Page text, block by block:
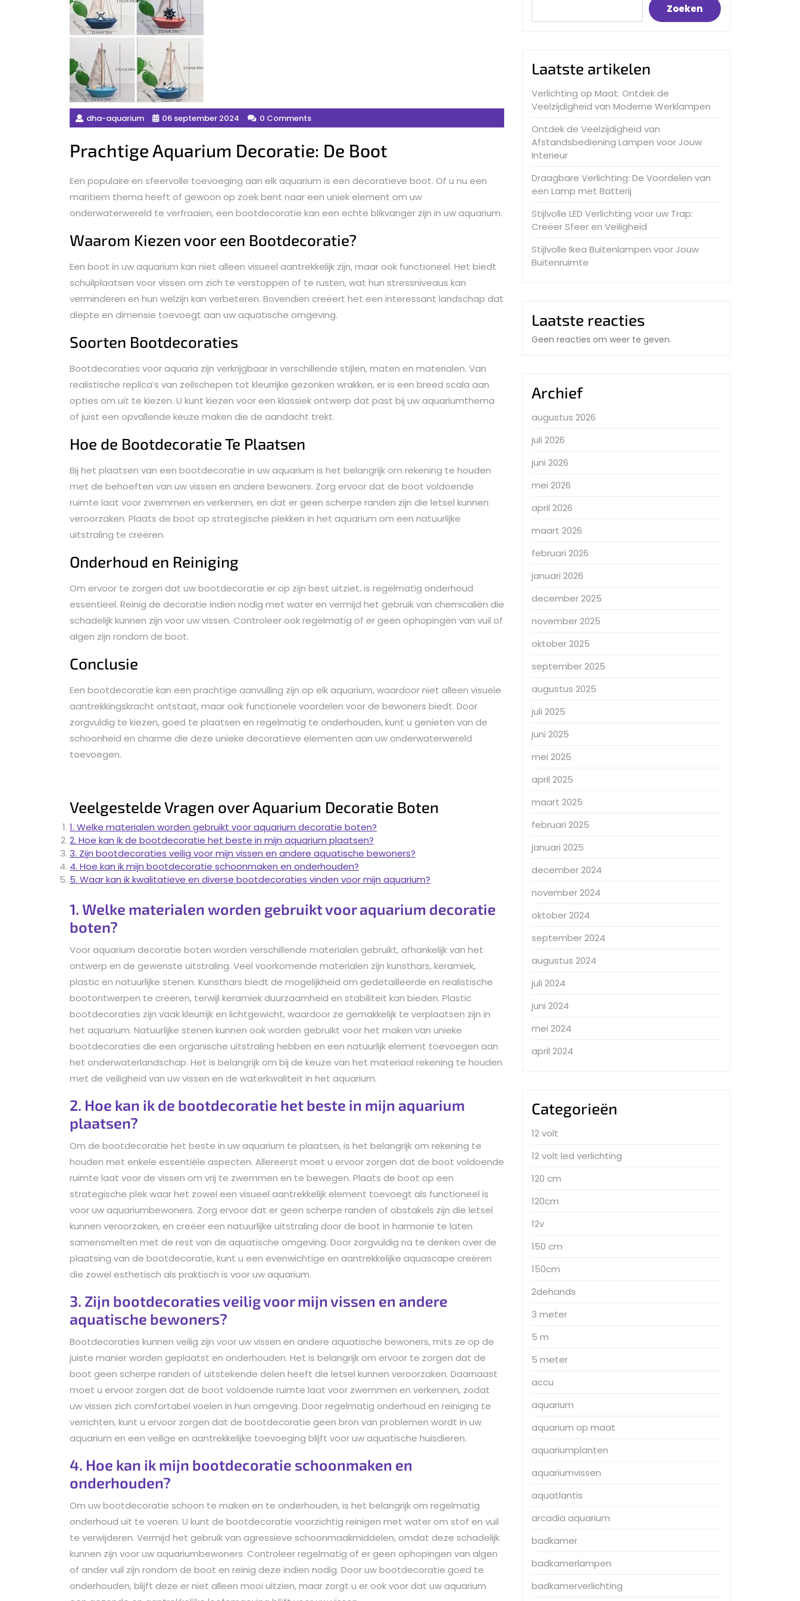
dha-aquarium 06 september 2024 0 Comments
Prachtige Aquarium Decoratie: De Boot
Een populaire en sfeervolle toevoeging aan elk aquarium is een decoratieve boot. Of u nu een
maritiem thema heeft of gewoon op zoek bent naar een uniek element om uw
onderwaterwereld te verfraaien, een bootdecoratie kan een echte blikvanger zijn in uw aquarium.
Waarom Kiezen voor een Bootdecoratie?
Een boot in uw aquarium kan niet alleen visueel aantrekkelijk zijn, maar ook functioneel. Het biedt
schuilplaatsen voor vissen om zich te verstoppen of te rusten, wat hun stressniveaus kan
verminderen en hun welzijn kan verbeteren. Bovendien creëert het een interessant landschap dat
diepte en dimensie toevoegt aan uw aquatische omgeving.
Soorten Bootdecoraties
Bootdecoraties voor aquaria zijn verkrijgbaar in verschillende stijlen, maten en materialen. Van
realistische replica’s van zeilschepen tot kleurrijke gezonken wrakken, er is een breed scala aan
opties om uit te kiezen. U kunt kiezen voor een klassiek ontwerp dat past bij uw aquariumthema
of juist een opvallende keuze maken die de aandacht trekt.
Hoe de Bootdecoratie Te Plaatsen
Bij het plaatsen van een bootdecoratie in uw aquarium is het belangrijk om rekening te houden
met de behoeften van uw vissen en andere bewoners. Zorg ervoor dat de boot voldoende
ruimte laat voor zwemmen en verkennen, en dat er geen scherpe randen zijn die letsel kunnen
veroorzaken. Plaats de boot op strategische plekken in het aquarium om een natuurlijke
uitstraling te creëren.
Onderhoud en Reiniging
Om ervoor te zorgen dat uw bootdecoratie er op zijn best uitziet, is regelmatig onderhoud
essentieel. Reinig de decoratie indien nodig met water en vermijd het gebruik van chemicaliën die
schadelijk kunnen zijn voor uw vissen. Controleer ook regelmatig of er geen ophopingen van vuil of
algen zijn rondom de boot.
Conclusie
Een bootdecoratie kan een prachtige aanvulling zijn op elk aquarium, waardoor niet alleen visuele
aantrekkingskracht ontstaat, maar ook functionele voordelen voor de bewoners biedt. Door
zorgvuldig te kiezen, goed te plaatsen en regelmatig te onderhouden, kunt u genieten van de
schoonheid en charme die deze unieke decoratieve elementen aan uw onderwaterwereld
toevoegen.
Veelgestelde Vragen over Aquarium Decoratie Boten
1. Welke materialen worden gebruikt voor aquarium decoratie boten?
2. Hoe kan ik de bootdecoratie het beste in mijn aquarium plaatsen?
3. Zijn bootdecoraties veilig voor mijn vissen en andere aquatische bewoners?
4. Hoe kan ik mijn bootdecoratie schoonmaken en onderhouden?
5. Waar kan ik kwalitatieve en diverse bootdecoraties vinden voor mijn aquarium?
1. Welke materialen worden gebruikt voor aquarium decoratie
boten?
Voor aquarium decoratie boten worden verschillende materialen gebruikt, afhankelijk van het
ontwerp en de gewenste uitstraling. Veel voorkomende materialen zijn kunsthars, keramiek,
plastic en natuurlijke stenen. Kunsthars biedt de mogelijkheid om gedetailleerde en realistische
bootontwerpen te creëren, terwijl keramiek duurzaamheid en stabiliteit kan bieden. Plastic
bootdecoraties zijn vaak kleurrijk en lichtgewicht, waardoor ze gemakkelijk te verplaatsen zijn in
het aquarium. Natuurlijke stenen kunnen ook worden gebruikt voor het maken van unieke
bootdecoraties die een organische uitstraling hebben en een natuurlijk element toevoegen aan
het onderwaterlandschap. Het is belangrijk om bij de keuze van het materiaal rekening te houden
met de veiligheid van uw vissen en de waterkwaliteit in het aquarium.
2. Hoe kan ik de bootdecoratie het beste in mijn aquarium
plaatsen?
Om de bootdecoratie het beste in uw aquarium te plaatsen, is het belangrijk om rekening te
houden met enkele essentiële aspecten. Allereerst moet u ervoor zorgen dat de boot voldoende
ruimte laat voor de vissen om vrij te zwemmen en te bewegen. Plaats de boot op een
strategische plek waar het zowel een visueel aantrekkelijk element toevoegt als functioneel is
voor uw aquariumbewoners. Zorg ervoor dat er geen scherpe randen of obstakels zijn die letsel
kunnen veroorzaken, en creëer een natuurlijke uitstraling door de boot in harmonie te laten
samensmelten met de rest van de aquatische omgeving. Door zorgvuldig na te denken over de
plaatsing van de bootdecoratie, kunt u een evenwichtige en aantrekkelijke aquascape creëren
die zowel esthetisch als praktisch is voor uw aquarium.
3. Zijn bootdecoraties veilig voor mijn vissen en andere
aquatische bewoners?
Bootdecoraties kunnen veilig zijn voor uw vissen en andere aquatische bewoners, mits ze op de
juiste manier worden geplaatst en onderhouden. Het is belangrijk om ervoor te zorgen dat de
boot geen scherpe randen of uitstekende delen heeft die letsel kunnen veroorzaken. Daarnaast
moet u ervoor zorgen dat de boot voldoende ruimte laat voor zwemmen en verkennen, zodat
uw vissen zich comfortabel voelen in hun omgeving. Door regelmatig onderhoud en reiniging te
verrichten, kunt u ervoor zorgen dat de bootdecoratie geen bron van problemen wordt in uw
aquarium en een veilige en aantrekkelijke toevoeging blijft voor uw aquatische huisdieren.
4. Hoe kan ik mijn bootdecoratie schoonmaken en
onderhouden?
Om uw bootdecoratie schoon te maken en te onderhouden, is het belangrijk om regelmatig
onderhoud uit te voeren. U kunt de bootdecoratie voorzichtig reinigen met water om stof en vuil
te verwijderen. Vermijd het gebruik van agressieve schoonmaakmiddelen, omdat deze schadelijk
kunnen zijn voor uw aquariumbewoners. Controleer regelmatig of er geen ophopingen van algen
of ander vuil zijn rondom de boot en reinig deze indien nodig. Door uw bootdecoratie goed te
onderhouden, blijft deze er niet alleen mooi uitzien, maar zorgt u er ook voor dat uw aquarium
Zoeken
Laatste artikelen
Verlichting op Maat: Ontdek de
Veelzijdigheid van Moderne Werklampen
Ontdek de Veelzijdigheid van
Afstandsbediening Lampen voor Jouw
Interieur
Draagbare Verlichting: De Voordelen van
een Lamp met Batterij
Stijlvolle LED Verlichting voor uw Trap:
Creëer Sfeer en Veiligheid
Stijlvolle Ikea Buitenlampen voor Jouw
Buitenruimte
Laatste reacties
Geen reacties om weer te geven.
Archief
augustus 2026
juli 2026
juni 2026
mei 2026
april 2026
maart 2026
februari 2026
januari 2026
december 2025
november 2025
oktober 2025
september 2025
augustus 2025
juli 2025
juni 2025
mei 2025
april 2025
maart 2025
februari 2025
januari 2025
december 2024
november 2024
oktober 2024
september 2024
augustus 2024
juli 2024
juni 2024
mei 2024
april 2024
Categorieën
12 volt
12 volt led verlichting
120 cm
120cm
12v
150 cm
150cm
2dehands
3 meter
5 m
5 meter
accu
aquarium
aquarium op maat
aquariumplanten
aquariumvissen
aquatlantis
arcadia aquarium
badkamer
badkamerlampen
badkamerverlichting